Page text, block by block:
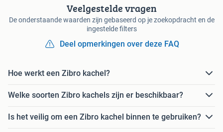
Veelgestelde vragen
De onderstaande waarden zijn gebaseerd op je zoekopdracht en de
ingestelde filters
Deel opmerkingen over deze FAQ
Hoe werkt een Zibro kachel?
Welke soorten Zibro kachels zijn er beschikbaar?
Is het veilig om een Zibro kachel binnen te gebruiken?